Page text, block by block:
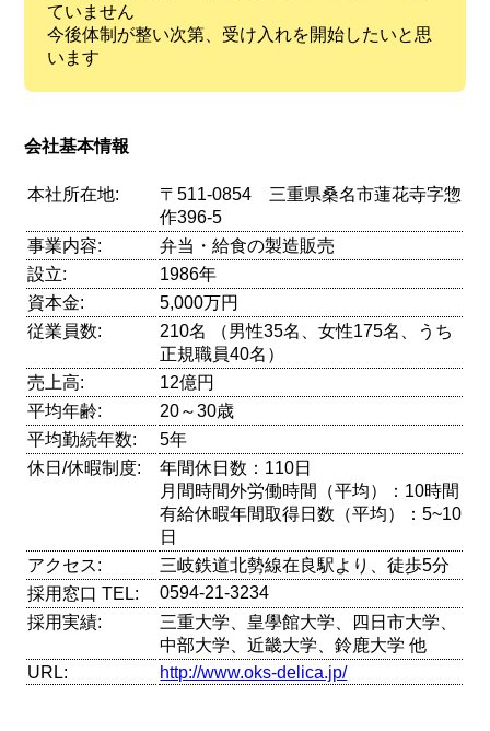
ていません
今後体制が整い次第、受け入れを開始したいと思
います
会社基本情報
本社所在地:
〒511-0854 三重県桑名市蓮花寺字惣
作396-5
事業内容:
弁当・給食の製造販売
設立:
1986年
資本金:
5,000万円
従業員数:
210名 （男性35名、女性175名、うち
正規職員40名）
売上高:
12億円
平均年齢:
20～30歳
平均勤続年数:
5年
休日/休暇制度:
年間休日数：110日
月間時間外労働時間（平均）：10時間
有給休暇年間取得日数（平均）：5~10
日
アクセス:
三岐鉄道北勢線在良駅より、徒歩5分
採用窓口 TEL:
0594-21-3234
採用実績:
三重大学、皇學館大学、四日市大学、
中部大学、近畿大学、鈴鹿大学 他
URL:
http://www.oks-delica.jp/